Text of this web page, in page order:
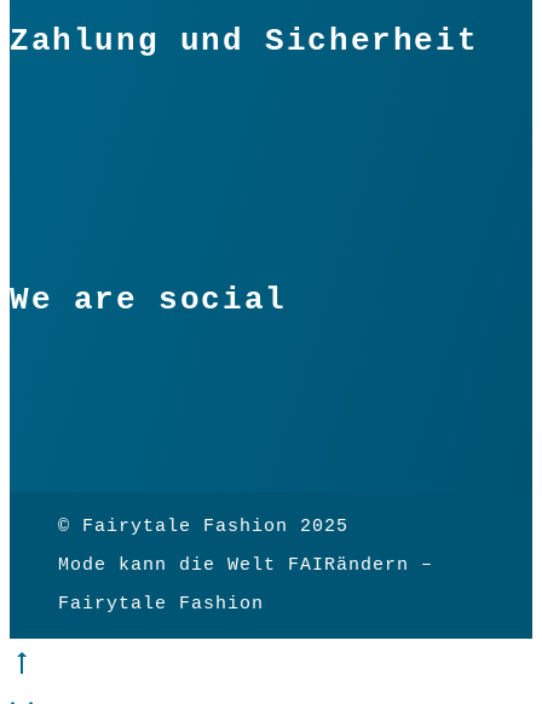
Zahlung und Sicherheit
We are social
© Fairytale Fashion 2025
Mode kann die Welt FAIRändern –
Fairytale Fashion